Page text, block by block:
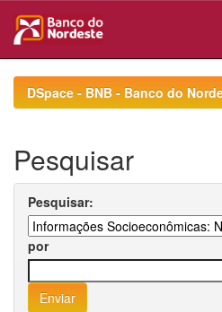
navigationDSpace - BNB - Banco do
Pesquisar
Pesquisar:
por